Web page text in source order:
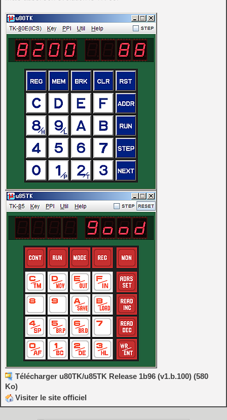
Télécharger u80TK/u85TK Release 1b96 (v1.b.100) (580
Ko)
Visiter le site officiel